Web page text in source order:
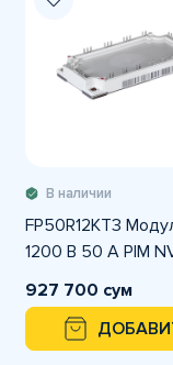
В наличии
FP50R12KT3
1200 В 50 А PIM
927 700 сум